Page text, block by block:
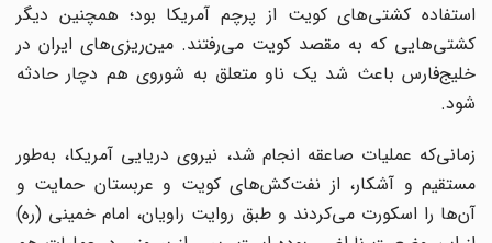
استفاده کشتی‌های کویت از پرچم آمریکا بود؛ همچنین دیگر
کشتی‌هایی که به مقصد کویت می‌رفتند. مین‌ریزی‌های ایران در
خلیج‌فارس باعث شد یک ناو متعلق به شوروی هم دچار حادثه
شود.
زمانی‌که عملیات صاعقه انجام شد، نیروی دریایی آمریکا، به‌طور
مستقیم و آشکار، از نفت‌کش‌های کویت و عربستان حمایت و
آن‌ها را اسکورت می‌کردند و طبق روایت راویان، امام خمینی (ره)